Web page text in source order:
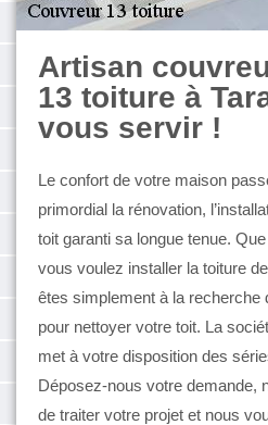
Artisan
13 toiture à
vous servir !
Le confort de votre maison
primordial la rénovation,
toit garanti sa longue tenue.
vous voulez installer la toiture
êtes simplement à la recherche
pour nettoyer votre toit. La
met à votre disposition des
Déposez-nous votre demande,
de traiter votre projet et nous